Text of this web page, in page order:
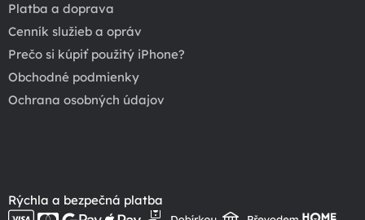
Platba a doprava
Cenník služieb a opráv
Prečo si kúpiť použitý iPhone?
Obchodné podmienky
Ochrana osobných údajov
Rýchla a bezpečná platba